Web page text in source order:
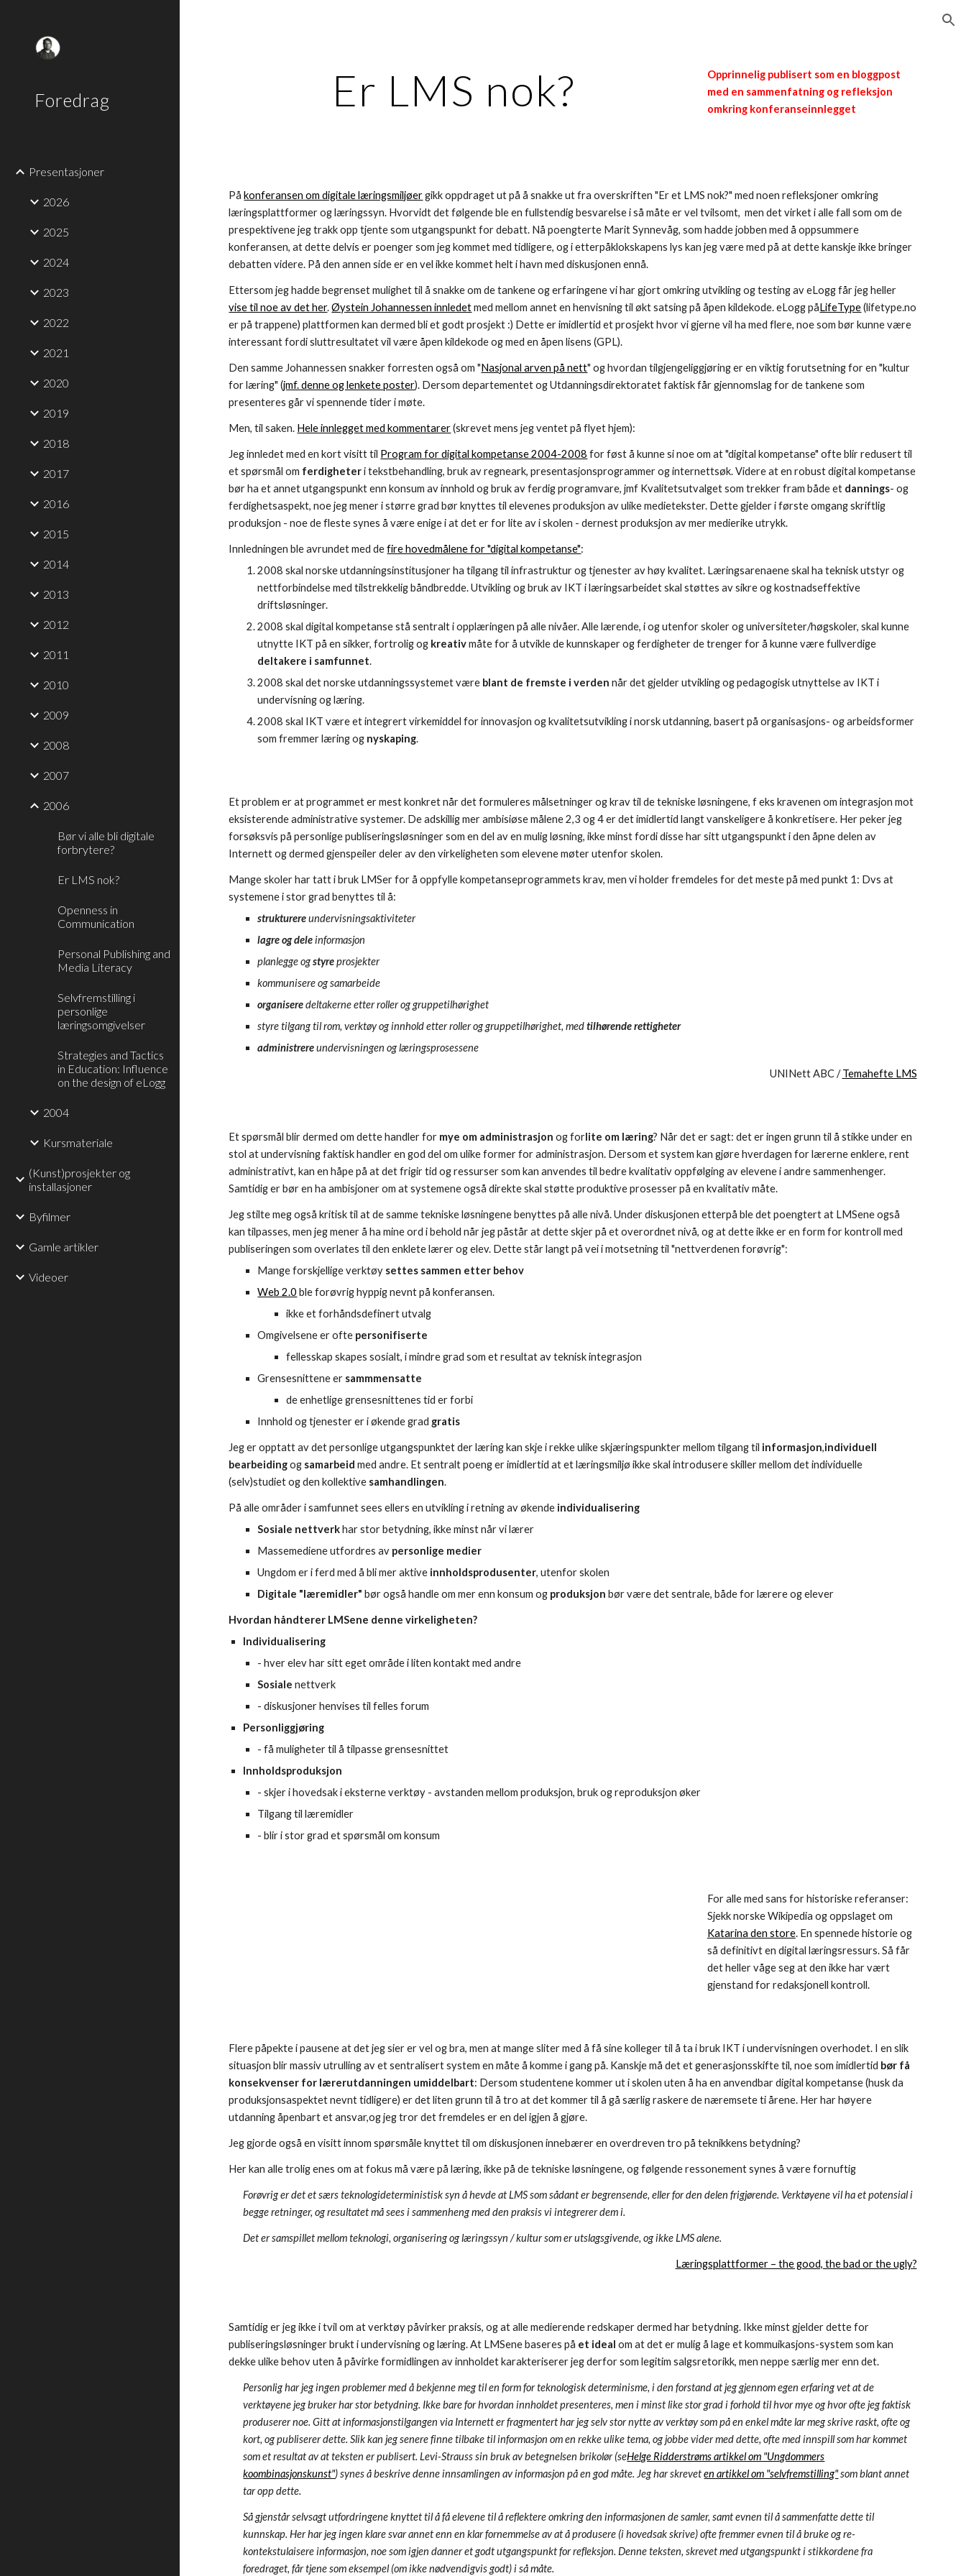
Foredrag
Presentasjoner
2026
2025
2024
2023
2022
2021
2020
2019
2018
2017
2016
2015
2014
2013
2012
2011
2010
2009
2008
2007
2006
Bør vi alle bli digitale
forbrytere?
Er LMS nok?
Openness in
Communication
Personal Publishing and
Media Literacy
Selvfremstilling i
personlige
læringsomgivelser
Strategies and Tactics
in Education: Influence
on the design of eLogg
2004
Kursmateriale
(Kunst)prosjekter og
installasjoner
Byfilmer
Gamle artikler
Videoer
Er LMS nok?
Opprinnelig publisert som en bloggpost
med en sammenfatning og refleksjon
omkring konferanseinnlegget
Påkonferansen om digitale læringsmiljøergikk oppdraget ut på å snakke ut fra overskriften "Er et LMS nok?" med noen refleksjoner omkring
læringsplattformer og læringssyn. Hvorvidt det følgende ble en fullstendig besvarelse i så måte er vel tvilsomt, men det virket i alle fall som om de
prespektivene jeg trakk opp tjente som utgangspunkt for debatt. Nå poengterte Marit Synnevåg, som hadde jobben med å oppsummere
konferansen, at dette delvis er poenger som jeg kommet med tidligere, og i etterpåklokskapens lys kan jeg være med på at dette kanskje ikke bringer
debatten videre. På den annen side er en vel ikke kommet helt i havn med diskusjonen ennå.
Ettersom jeg hadde begrenset mulighet til å snakke om de tankene og erfaringene vi har gjort omkring utvikling og testing av eLogg får jeg heller
vise til noe av det her.Øystein Johannessen innledetmed mellom annet en henvisning til økt satsing på åpen kildekode. eLogg påLifeType(lifetype.no
er på trappene) plattformen kan dermed bli et godt prosjekt :) Dette er imidlertid et prosjekt hvor vi gjerne vil ha med flere, noe som bør kunne være
interessant fordi sluttresultatet vil være åpen kildekode og med en åpen lisens (GPL).
Den samme Johannessen snakker forresten også om "Nasjonal arven på nett" og hvordan tilgjengeliggjøring er en viktig forutsetning for en "kultur
for læring" (jmf. denne og lenkete poster). Dersom departementet og Utdanningsdirektoratet faktisk får gjennomslag for de tankene som
presenteres går vi spennende tider i møte.
Men, til saken. Hele innlegget med kommentarer(skrevet mens jeg ventet på flyet hjem):
Jeg innledet med en kort visitt til Program for digital kompetanse 2004-2008 for føst å kunne si noe om at "digital kompetanse" ofte blir redusert til
et spørsmål om ferdigheteri tekstbehandling, bruk av regneark, presentasjonsprogrammer og internettsøk. Videre at en robust digital kompetanse
bør ha et annet utgangspunkt enn konsum av innhold og bruk av ferdig programvare, jmf Kvalitetsutvalget som trekker fram både et dannings- og
ferdighetsaspekt, noe jeg mener i større grad bør knyttes til elevenes produksjon av ulike medietekster. Dette gjelder i første omgang skriftlig
produksjon - noe de fleste synes å være enige i at det er for lite av i skolen - dernest produksjon av mer medierike utrykk.
Innledningen ble avrundet med defire hovedmålene for "digital kompetanse":
2008 skal norske utdanningsinstitusjoner ha tilgang til infrastruktur og tjenester av høy kvalitet. Læringsarenaene skal ha teknisk utstyr og
nettforbindelse med tilstrekkelig båndbredde. Utvikling og bruk av IKT i læringsarbeidet skal støttes av sikre og kostnadseffektive
driftsløsninger.
2008 skal digital kompetanse stå sentralt i opplæringen på alle nivåer. Alle lærende, i og utenfor skoler og universiteter/høgskoler, skal kunne
utnytte IKT på en sikker, fortrolig og kreativmåte for å utvikle de kunnskaper og ferdigheter de trenger for å kunne være fullverdige
deltakere i samfunnet.
2008 skal det norske utdanningssystemet være blant de fremste i verden når det gjelder utvikling og pedagogisk utnyttelse av IKT i
undervisning og læring.
2008 skal IKT være et integrert virkemiddel for innovasjon og kvalitetsutvikling i norsk utdanning, basert på organisasjons- og arbeidsformer
som fremmer læring og nyskaping.
Et problem er at programmet er mest konkret når det formuleres målsetninger og krav til de tekniske løsningene, f eks kravenen om integrasjon mot
eksisterende administrative systemer. De adskillig mer ambisiøse målene 2,3 og 4 er det imidlertid langt vanskeligere å konkretisere. Her peker jeg
forsøksvis på personlige publiseringsløsninger som en del av en mulig løsning, ikke minst fordi disse har sitt utgangspunkt i den åpne delen av
Internett og dermed gjenspeiler deler av den virkeligheten som elevene møter utenfor skolen.
Mange skoler har tatt i bruk LMSer for å oppfylle kompetanseprogrammets krav, men vi holder fremdeles for det meste på med punkt 1: Dvs at
systemene i stor grad benyttes til å:
strukturereundervisningsaktiviteter
lagre og deleinformasjon
planlegge ogstyreprosjekter
kommunisere og samarbeide
organiseredeltakerne etter roller og gruppetilhørighet
styre tilgang til rom, verktøy og innhold etter roller og gruppetilhørighet, medtilhørende rettigheter
administrereundervisningen og læringsprosessene
UNINett ABC /Temahefte LMS
Et spørsmål blir dermed om dette handler for mye om administrasjon og forlite om læring? Når det er sagt: det er ingen grunn til å stikke under en
stol at undervisning faktisk handler en god del om ulike former for administrasjon. Dersom et system kan gjøre hverdagen for lærerne enklere, rent
administrativt, kan en håpe på at det frigir tid og ressurser som kan anvendes til bedre kvalitativ oppfølging av elevene i andre sammenhenger.
Samtidig er bør en ha ambisjoner om at systemene også direkte skal støtte produktive prosesser på en kvalitativ måte.
Jeg stilte meg også kritisk til at de samme tekniske løsningene benyttes på alle nivå. Under diskusjonen etterpå ble det poengtert at LMSene også
kan tilpasses, men jeg mener å ha mine ord i behold når jeg påstår at dette skjer på et overordnet nivå, og at dette ikke er en form for kontroll med
publiseringen som overlates til den enklete lærer og elev. Dette står langt på vei i motsetning til "nettverdenen forøvrig":
Mange forskjellige verktøy settes sammen etter behov
Web 2.0 ble forøvrig hyppig nevnt på konferansen.
ikke et forhåndsdefinert utvalg
Omgivelsene er ofte personifiserte
fellesskap skapes sosialt, i mindre grad som et resultat av teknisk integrasjon
Grensesnittene er sammmensatte
de enhetlige grensesnittenes tid er forbi
Innhold og tjenester er i økende grad gratis
Jeg er opptatt av det personlige utgangspunktet der læring kan skje i rekke ulike skjæringspunkter mellom tilgang til informasjon,individuell
bearbeidingog samarbeid med andre. Et sentralt poeng er imidlertid at et læringsmiljø ikke skal introdusere skiller mellom det individuelle
(selv)studiet og den kollektive samhandlingen.
På alle områder i samfunnet sees ellers en utvikling i retning av økende individualisering
Sosiale nettverkhar stor betydning, ikke minst når vi lærer
Massemediene utfordres av personlige medier
Ungdom er i ferd med å bli mer aktive innholdsprodusenter, utenfor skolen
Digitale "læremidler"bør også handle om mer enn konsum og produksjon bør være det sentrale, både for lærere og elever
Hvordan håndterer LMSene denne virkeligheten?
Individualisering
- hver elev har sitt eget område i liten kontakt med andre
Sosiale nettverk
- diskusjoner henvises til felles forum
Personliggjøring
- få muligheter til å tilpasse grensesnittet
Innholdsproduksjon
- skjer i hovedsak i eksterne verktøy - avstanden mellom produksjon, bruk og reproduksjon øker
Tilgang til læremidler
- blir i stor grad et spørsmål om konsum
For alle med sans for historiske referanser:
Sjekk norske Wikipedia og oppslaget om
Katarina den store. En spennede historie og
så definitivt en digital læringsressurs. Så får
det heller våge seg at den ikke har vært
gjenstand for redaksjonell kontroll.
Flere påpekte i pausene at det jeg sier er vel og bra, men at mange sliter med å få sine kolleger til å ta i bruk IKT i undervisningen overhodet. I en slik
situasjon blir massiv utrulling av et sentralisert system en måte å komme i gang på. Kanskje må det et generasjonsskifte til, noe som imidlertid bør få
konsekvenser for lærerutdanningen umiddelbart: Dersom studentene kommer ut i skolen uten å ha en anvendbar digital kompetanse (husk da
produksjonsaspektet nevnt tidligere) er det liten grunn til å tro at det kommer til å gå særlig raskere de næremsete ti årene. Her har høyere
utdanning åpenbart et ansvar,og jeg tror det fremdeles er en del igjen å gjøre.
Jeg gjorde også en visitt innom spørsmåle knyttet til om diskusjonen innebærer en overdreven tro på teknikkens betydning?
Her kan alle trolig enes om at fokus må være på læring, ikke på de tekniske løsningene, og følgende ressonement synes å være fornuftig
Forøvrig er det et særs teknologideterministisk syn å hevde at LMS som sådant er begrensende, eller for den delen frigjørende. Verktøyene vil ha et potensial i
begge retninger, og resultatet må sees i sammenheng med den praksis vi integrerer dem i.
Det er samspillet mellom teknologi, organisering og læringssyn / kultur som er utslagsgivende, og ikke LMS alene.
Læringsplattformer – the good, the bad or the ugly?
Samtidig er jeg ikke i tvil om at verktøy påvirker praksis, og at alle medierende redskaper dermed har betydning. Ikke minst gjelder dette for
publiseringsløsninger brukt i undervisning og læring. At LMSene baseres på et ideal om at det er mulig å lage et kommuikasjons-system som kan
dekke ulike behov uten å påvirke formidlingen av innholdet karakteriserer jeg derfor som legitim salgsretorikk, men neppe særlig mer enn det.
Personlig har jeg ingen problemer med å bekjenne meg til en form for teknologisk determinisme, i den forstand at jeg gjennom egen erfaring vet at de
verktøyene jeg bruker har stor betydning. Ikke bare for hvordan innholdet presenteres, men i minst like stor grad i forhold til hvor mye og hvor ofte jeg faktisk
produserer noe. Gitt at informasjonstilgangen via Internett er fragmentert har jeg selv stor nytte av verktøy som på en enkel måte lar meg skrive raskt, ofte og
kort, og publiserer dette. Slik kan jeg senere finne tilbake til informasjon om en rekke ulike tema, og jobbe vider med dette, ofte med innspill som har kommet
som et resultat av at teksten er publisert. Levi-Strauss sin bruk av betegnelsen brikolør (seHelge Ridderstrøms artikkel om "Ungdommers
koombinasjonskunst") synes å beskrive denne innsamlingen av informasjon på en god måte. Jeg har skreveten artikkel om "selvfremstilling"som blant annet
tar opp dette.
Så gjenstår selvsagt utfordringene knyttet til å få elevene til å reflektere omkring den informasjonen de samler, samt evnen til å sammenfatte dette til
kunnskap. Her har jeg ingen klare svar annet enn en klar fornemmelse av at å produsere (i hovedsak skrive) ofte fremmer evnen til å bruke og re-
kontekstulaisere informasjon, noe som igjen danner et godt utgangspunkt for refleksjon. Denne teksten, skrevet med utgangspunkt i stikkordene fra
foredraget, får tjene som eksempel (om ikke nødvendigvis godt) i så måte.